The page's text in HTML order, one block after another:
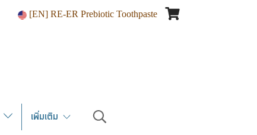
[EN] RE-ER Prebiotic Toothpaste
เพิ่มเติม